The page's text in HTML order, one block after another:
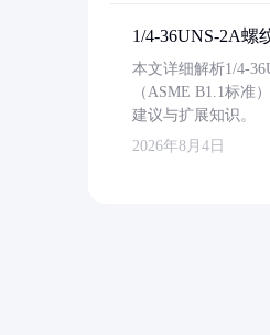
1/4-36UNS-2A螺
本文详细解析1/4-
（ASME B1.1标准
建议与扩展知识。
2026年8月4日